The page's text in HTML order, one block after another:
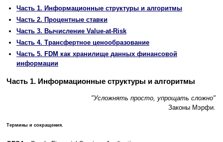
Часть 1. Информационные структуры и алгоритмы
Часть 2. Процентные ставки
Часть 3. Вычисление Value-at-Risk
Часть 4. Трансфертное ценообразование
Часть 5. FDM как хранилище данных финансовой
информации
Часть 1. Информационные структуры и алгоритмы
"Усложнять просто, упрощать сложно"
Законы Мэрфи.
Термины и сокращения.